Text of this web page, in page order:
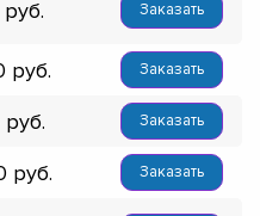
Заказать
Заказать
Заказать
Заказать